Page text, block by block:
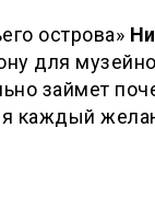
острова»
для
займет
каждый